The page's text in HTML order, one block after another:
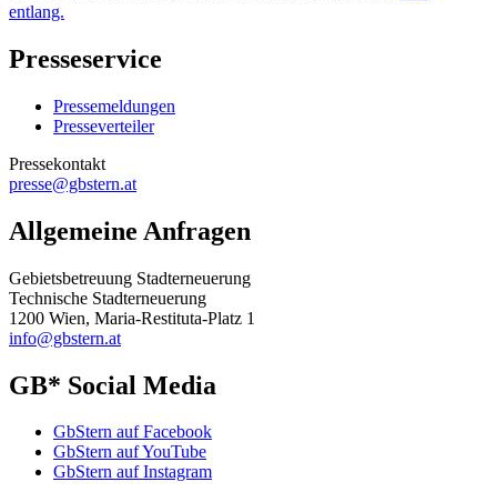
entlang.
Presseservice
Pressemeldungen
Presseverteiler
Pressekontakt
presse@gbstern.at
Allgemeine Anfragen
Gebietsbetreuung Stadterneuerung
Technische Stadterneuerung
1200 Wien, Maria-Restituta-Platz 1
info@gbstern.at
GB* Social Media
GbStern auf Facebook
GbStern auf YouTube
GbStern auf Instagram